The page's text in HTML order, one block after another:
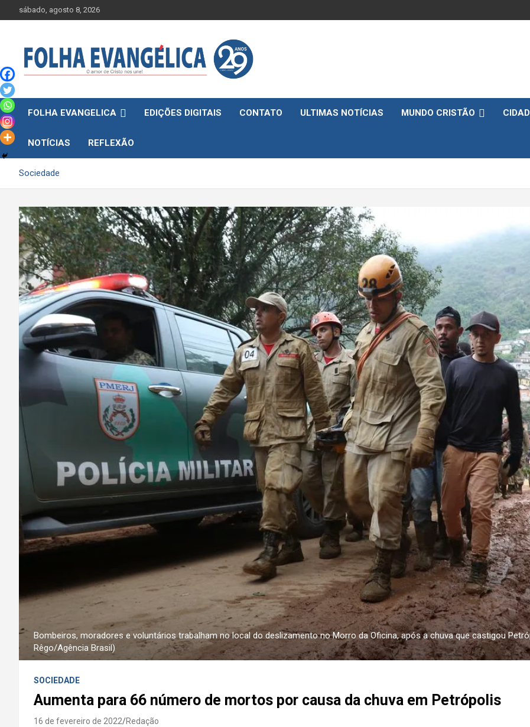
to
sábado, agosto 8, 2026
FOLHA EVANGELICA EDIÇÕES DIGITAIS CONTATO ULTIMAS NOTÍCIAS MUNDO CRISTÃO
NOTÍCIAS REFLEXÃO
Sociedade
Bombeiros, moradores e voluntários trabalham no local do deslizamento no Morro da Oficina, após a chuva que castigou
Rêgo/Agência Brasil)
SOCIEDADE
Aumenta para 66 número de mortos por causa da chuva em Petrópolis
16 de fevereiro de 2022 Redação